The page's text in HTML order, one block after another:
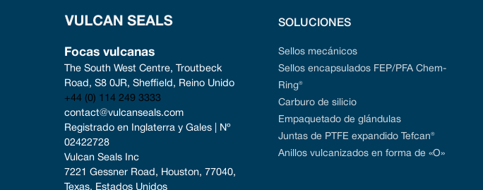
Focas vulcanas
The South West Centre, Troutbeck
Road, S8 0JR, Sheffield, Reino Unido
+44 (0) 114 249 3333
contact@vulcanseals.com
Registrado en Inglaterra y Gales | Nº
02422728
Vulcan Seals Inc
7221 Gessner Road, Houston, 77040,
Texas, Estados Unidos
SOLUCIONES
Sellos mecánicos
Sellos encapsulados FEP/PFA Chem-
Ring®
Carburo de silicio
Empaquetado de glándulas
Juntas de PTFE expandido Tefcan®
Anillos vulcanizados en forma de «O»